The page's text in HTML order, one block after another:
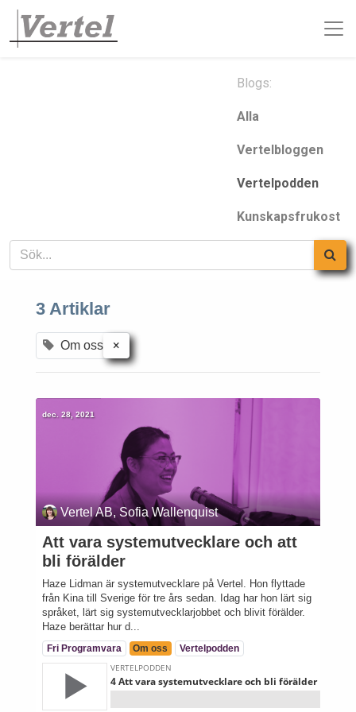
Blogs:
Alla
Vertelbloggen
Vertelpodden
Kunskapsfrukost
3 Artiklar
Om oss ×
Vertel AB, Sofia Wallenquist
Att vara systemutvecklare och att
bli förälder
Haze Lidman är systemutvecklare på Vertel. Hon flyttade
från Kina till Sverige för tre års sedan. Idag har hon lärt sig
språket, lärt sig systemutvecklarjobbet och blivit förälder.
Haze berättar hur d...
Fri Programvara Om oss Vertelpodden
dec. 28, 2021